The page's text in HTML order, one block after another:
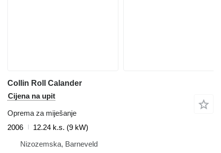
Collin Roll Calander
Cijena na upit
Oprema za miješanje
2006
12.24 k.s. (9 kW)
Nizozemska, Barneveld